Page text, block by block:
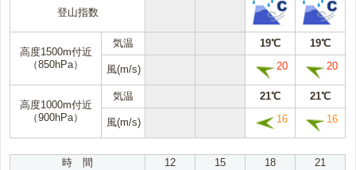
登山指数
高度1500m付近
（850hPa）
気温 19℃ 19℃
風(m/s) 20 20
高度1000m付近
（900hPa）
気温 21℃ 21℃
風(m/s) 16 16
時 間 12 15 18 21